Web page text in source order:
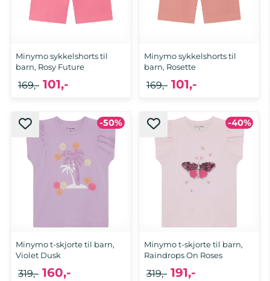
Minymo sykkelshorts til
barn, Rosy Future
101,-
169,-
Minymo sykkelshorts til
barn, Rosette
101,-
169,-
-50%
Minymo t-skjorte til barn,
Violet Dusk
160,-
319,-
-40%
Minymo t-skjorte til barn,
Raindrops On Roses
191,-
319,-